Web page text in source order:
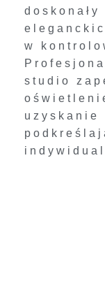
w
studio